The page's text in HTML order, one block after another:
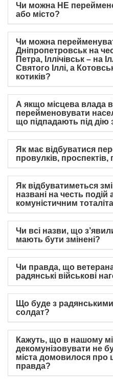
Чи можна НЕ
або місто?
Чи можна
Дніпропетровськ на
Петра, Іллічівськ – на
Святого Іллі, а
котиків?
А якщо місцева влада
перейменовувати
що підпадають під дію
Як має відбуватися
провулків, проспектів,
Як відбуватиметься
названі на честь
комуністичним
Чи всі назви, що
мають бути змінені?
Чи правда, що
радянські військові
Що буде з
солдат?
Кажуть, що в нашому
декомунізовувати не
міста домовилося про
правда?